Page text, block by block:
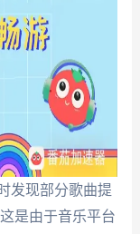
发现部分歌曲提
是由于音乐平台